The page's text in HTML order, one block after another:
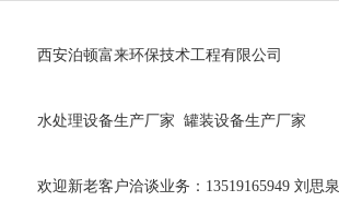
西安泊顿富来环保技术工程有限公司
水处理设备生产厂家 罐装设备生产厂家
欢迎新老客户洽谈业务：13519165949 刘思泉